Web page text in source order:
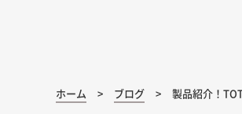
ホーム ブログ 製品紹介！